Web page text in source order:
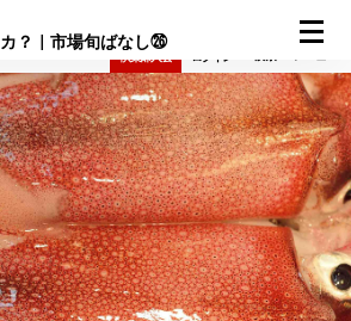
？｜市場旬ばなし㉖